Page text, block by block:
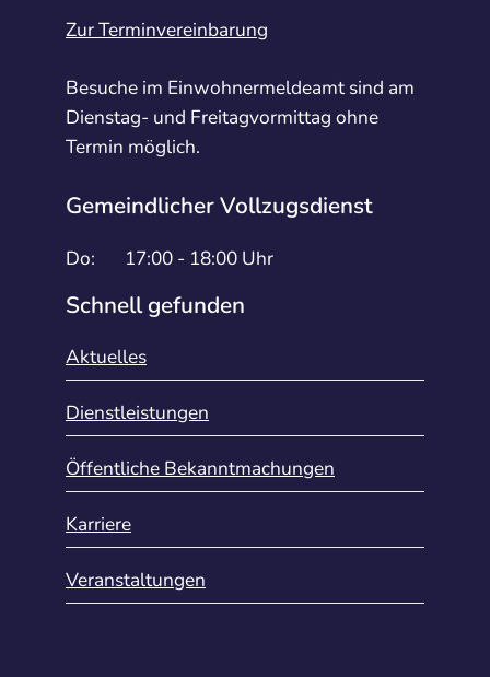
Zur Terminvereinbarung
Besuche im Einwohnermeldeamt sind am
Dienstag- und Freitagvormittag ohne
Termin möglich.
Gemeindlicher Vollzugsdienst
Do: 17:00 - 18:00 Uhr
Schnell gefunden
Aktuelles
Dienstleistungen
Öffentliche Bekanntmachungen
Karriere
Veranstaltungen